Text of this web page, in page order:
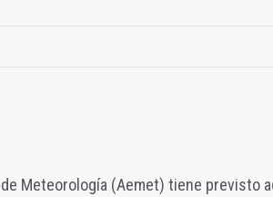
Meteorología (Aemet) tiene previsto